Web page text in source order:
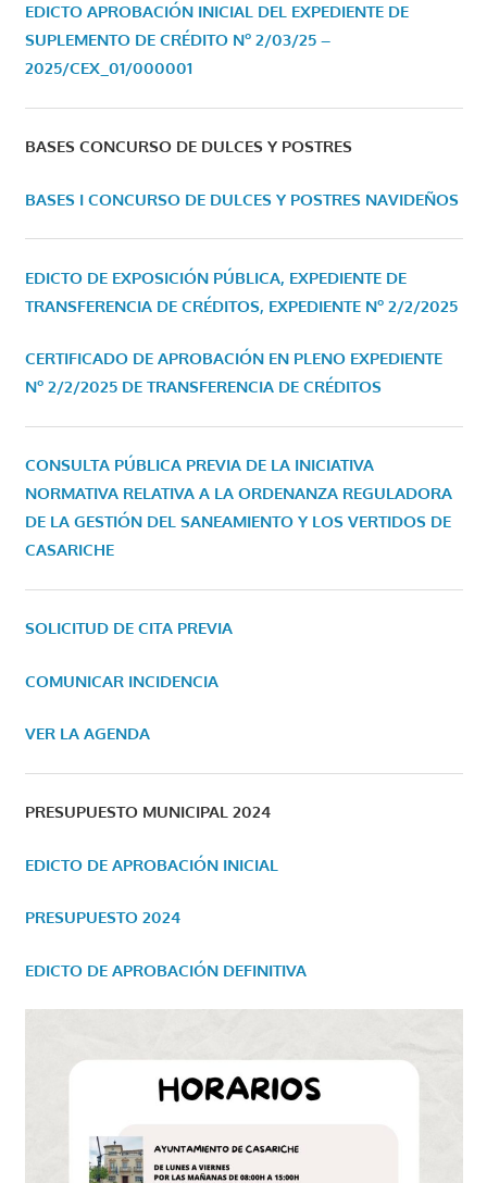
EDICTO APROBACIÓN INICIAL DEL EXPEDIENTE DE
SUPLEMENTO DE CRÉDITO Nº 2/03/25 –
2025/CEX_01/000001
BASES CONCURSO DE DULCES Y POSTRES
BASES I CONCURSO DE DULCES Y POSTRES NAVIDEÑOS
EDICTO DE EXPOSICIÓN PÚBLICA, EXPEDIENTE DE
TRANSFERENCIA DE CRÉDITOS, EXPEDIENTE Nº 2/2/2025
CERTIFICADO DE APROBACIÓN EN PLENO EXPEDIENTE
Nº 2/2/2025 DE TRANSFERENCIA DE CRÉDITOS
CONSULTA PÚBLICA PREVIA DE LA INICIATIVA
NORMATIVA RELATIVA A LA ORDENANZA REGULADORA
DE LA GESTIÓN DEL SANEAMIENTO Y LOS VERTIDOS DE
CASARICHE
SOLICITUD DE CITA PREVIA
COMUNICAR INCIDENCIA
VER LA AGENDA
PRESUPUESTO MUNICIPAL 2024
EDICTO DE APROBACIÓN INICIAL
PRESUPUESTO 2024
EDICTO DE APROBACIÓN DEFINITIVA